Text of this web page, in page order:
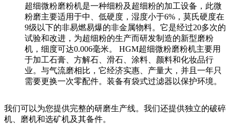
超细微粉磨粉机是一种细粉及超细粉的加工设备，此微
粉磨主要适用于中、低硬度，湿度小于6%，莫氏硬度在
9级以下的非易燃易爆的非金属物料。它是经过20多次的
试验和改进，为超细粉的生产而研发制造的新型磨粉
机，细度可达0.006毫米。 HGM超细微粉磨粉机主要用
于加工石膏、方解石、滑石、涂料、颜料和化妆品行
业。与气流磨相比，它经济实惠、产量大，并且一年只
需要更换一次零配件。装备有袋式过滤器以保护环境。
我们可以为您提供完整的研磨生产线。我们还提供独立的破碎
机、磨机和选矿机及其备件。